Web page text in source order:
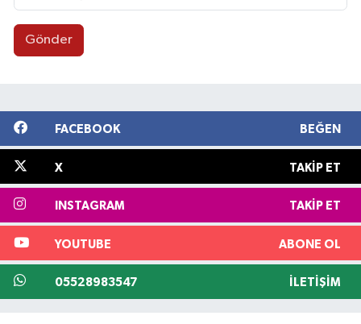
Gönder
FACEBOOK BEĞEN
X TAKIP ET
INSTAGRAM TAKIP ET
YOUTUBE ABONE OL
05528983547 İLETIŞIM